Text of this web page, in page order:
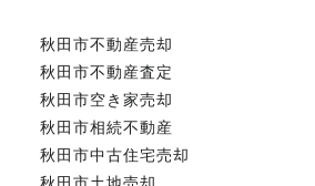
秋田市不動産売却
秋田市不動産査定
秋田市空き家売却
秋田市相続不動産
秋田市中古住宅売却